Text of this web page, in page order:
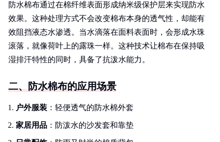
防水棉布通过在棉纤维表面形成纳米级保护层来实现防水
效果。这种处理方式不会改变棉布本身的透气性，却能有
效阻挡液态水渗透。当水滴落在面料表面时，会形成水珠
滚落，就像荷叶上的露珠一样。这种技术让棉布在保持吸
湿排汗特性的同时，具备了抗泼水能力。
二、防水棉布的应用场景
户外服装 ：轻便透气的防水棉外套
家居用品 ：防泼水的沙发套和靠垫